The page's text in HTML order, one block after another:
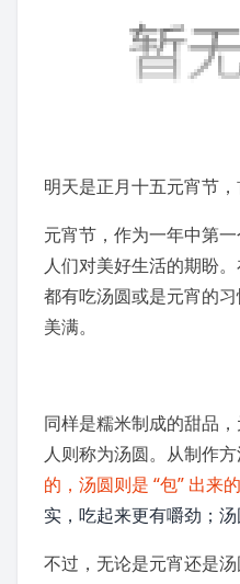
明天是正月十五元宵节
元宵节，作为一年中第
人们对美好生活的期盼
都有吃汤圆或是元宵的
美满。
同样是糯米制成的甜品
人则称为汤圆。从制作方
的，汤圆则是 “包” 出来的
实，吃起来更有嚼劲；汤
不过，无论是元宵还是